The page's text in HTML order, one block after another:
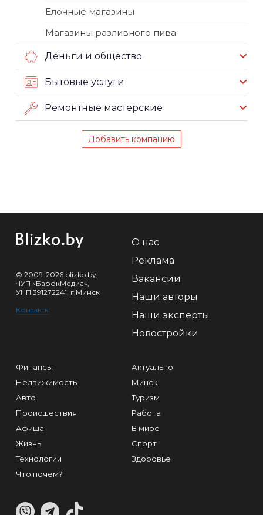
Елочные магазины
Магазины разливного пива
Деньги и общество
Бытовые услуги
Ремонтные мастерские
Добавить компанию
© 2009-2026 blizko.by,
ЧУП «БарокМедиа»,
УНП 391272241, г.Минск
Контакты
О нас
Реклама
Вакансии
Наши авторы
Наши эксперты
Новостройки
Финансы
Недвижимость
Авто
Происшествия
Афиша
Жизнь
Технологии
Что почем?
Актуально
Минск
Туризм
Работа
В мире
Спорт
Здоровье